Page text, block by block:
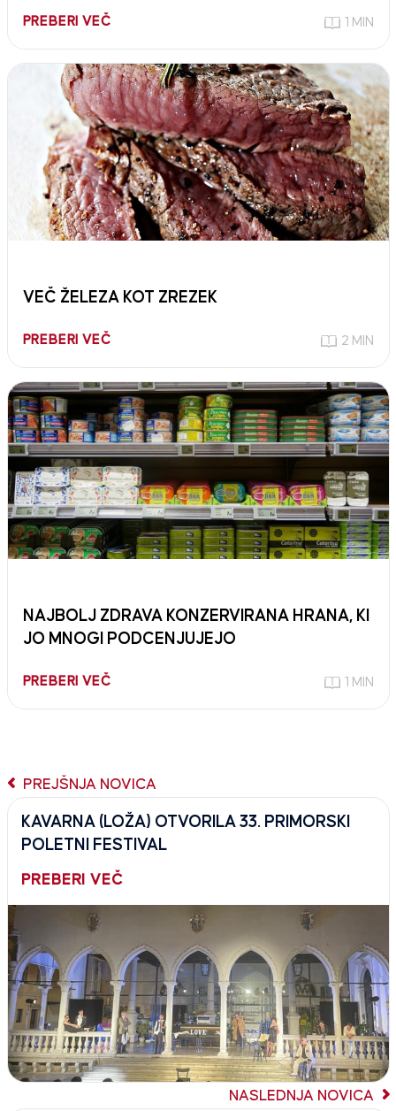
PREBERI VEČ 1 MIN
VEČ ŽELEZA KOT ZREZEK
PREBERI VEČ 2 MIN
NAJBOLJ ZDRAVA KONZERVIRANA HRANA, KI
JO MNOGI PODCENJUJEJO
PREBERI VEČ 1 MIN
PREJŠNJA NOVICA
KAVARNA (LOŽA) OTVORILA 33. PRIMORSKI
POLETNI FESTIVAL
PREBERI VEČ
NASLEDNJA NOVICA